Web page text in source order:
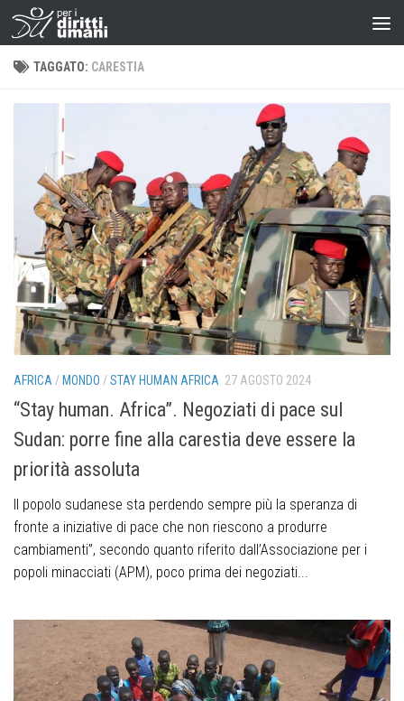
TAGGATO: CARESTIA
AFRICA / MONDO /STAY HUMAN AFRICA 27 AGOSTO 2024
“Stay human. Africa”. Negoziati di pace sul
Sudan: porre fine alla carestia deve essere la
priorità assoluta
Il popolo sudanese sta perdendo sempre più la speranza di
fronte a iniziative di pace che non riescono a produrre
cambiamenti”, secondo quanto riferito dall’Associazione per i
popoli minacciati (APM), poco prima dei negoziati...